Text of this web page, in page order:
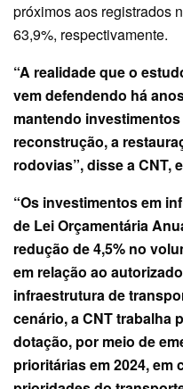
próximos aos registrados
63,9%, respectivamente.
“A realidade que o
vem defendendo há
mantendo
reconstrução, a
rodovias”, disse a CNT,
“Os investimentos em
de Lei Orçamentária
redução de 4,5% no
em relação ao
infraestrutura de
cenário, a CNT trabalha
dotação, por meio de
prioritárias em 2024, em